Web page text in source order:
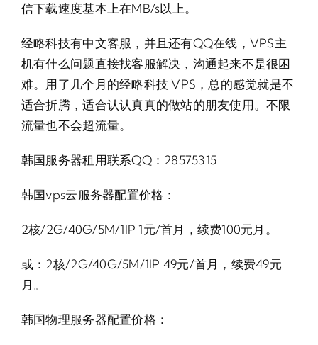
信下载速度基本上在MB/s以上。
经略科技有中文客服，并且还有QQ在线，VPS主
机有什么问题直接找客服解决，沟通起来不是很困
难。用了几个月的经略科技 VPS，总的感觉就是不
适合折腾，适合认认真真的做站的朋友使用。不限
流量也不会超流量。
韩国服务器租用联系QQ：28575315
韩国vps云服务器配置价格：
2核/2G/40G/5M/1IP 1元/首月，续费100元月。
或：2核/2G/40G/5M/1IP 49元/首月，续费49元
月。
韩国物理服务器配置价格：